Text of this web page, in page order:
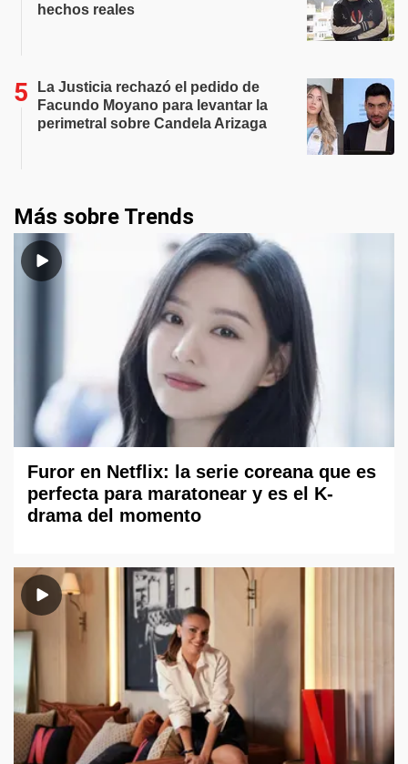
hechos reales
La Justicia rechazó el pedido de
Facundo Moyano para levantar la
perimetral sobre Candela Arizaga
Más sobre Trends
Furor en Netflix: la serie coreana que es
perfecta para maratonear y es el K-
drama del momento